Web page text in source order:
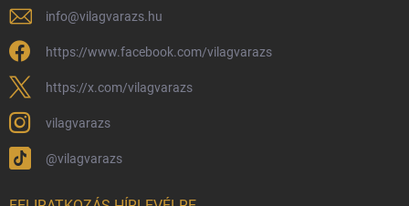
Adatvédelmi feltételek
Védjegyek és szerzői jogok
Fémjelzés és nemesfém-tájékoztató
info@vilagvarazs.hu
https://www.facebook.com/vilagvarazs
https://x.com/vilagvarazs
vilagvarazs
@vilagvarazs